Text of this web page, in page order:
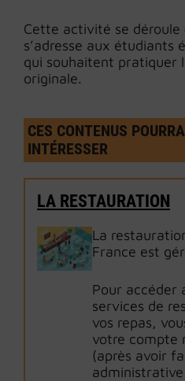
Cette activité se déroule
s’adresse aux étudiants
qui souhaitent pratiquer
originale.
CES CONTENUS
INTÉRESSER
LA RESTAURATION
La
France est
Pour accéder
services de
vos repas,
votre compte
(après avoir
administrative